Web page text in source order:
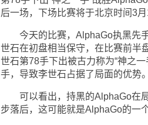
后一场，下场比赛将于北京时间3月
今天的比赛，AlphaGo执黑先手
世石在初盘相当保守，在比赛前半
世石第78手下出被古力称为“神之
手，导致李世石占据了局面的优势。
可以看出，持黑的AlphaGo在局
步落后，这可能就是AlphaGo的一